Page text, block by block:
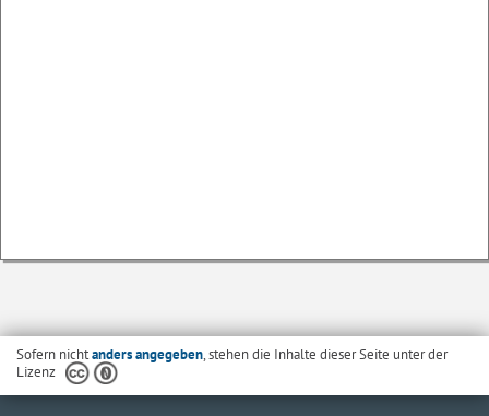
Sofern nichtanders angegeben, stehen die Inhalte dieser Seite unter der
Lizenz